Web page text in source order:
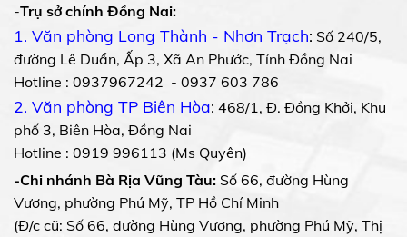
-Trụ sở chính Đồng Nai:
1. Văn phòng Long Thành - Nhơn Trạch: Số 240/5,
đường Lê Duẩn, Ấp 3, Xã An Phước, Tỉnh Đồng Nai
Hotline : 0937967242 - 0937 603 786
2. Văn phòng TP Biên Hòa: 468/1, Đ. Đồng Khởi, Khu
phố 3, Biên Hòa, Đồng Nai
Hotline : 0919 996113 (Ms Quyên)
-Chi nhánh Bà Rịa Vũng Tàu: Số 66, đường Hùng
Vương, phường Phú Mỹ, TP Hồ Chí Minh
(Đ/c cũ: Số 66, đường Hùng Vương, phường Phú Mỹ, Thị